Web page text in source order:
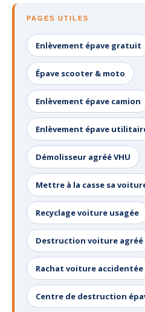
PAGES UTILES
Enlèvement épave gratuit
Épave scooter & moto
Enlèvement épave camion
Enlèvement épave
Démolisseur agréé VHU
Mettre à la casse sa
Recyclage voiture usagée
Destruction voiture agréé
Rachat voiture accidentée
Centre de destruction